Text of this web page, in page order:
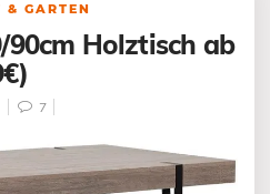
& GARTEN
90cm Holztisch ab
7